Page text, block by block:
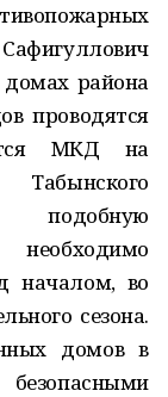
района
проводятся
МКД на
подобную
началом, во
сезона.
домов в